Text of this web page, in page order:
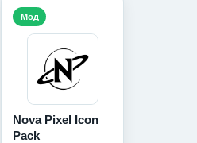
Nova Pixel Icon
Pack
Мод